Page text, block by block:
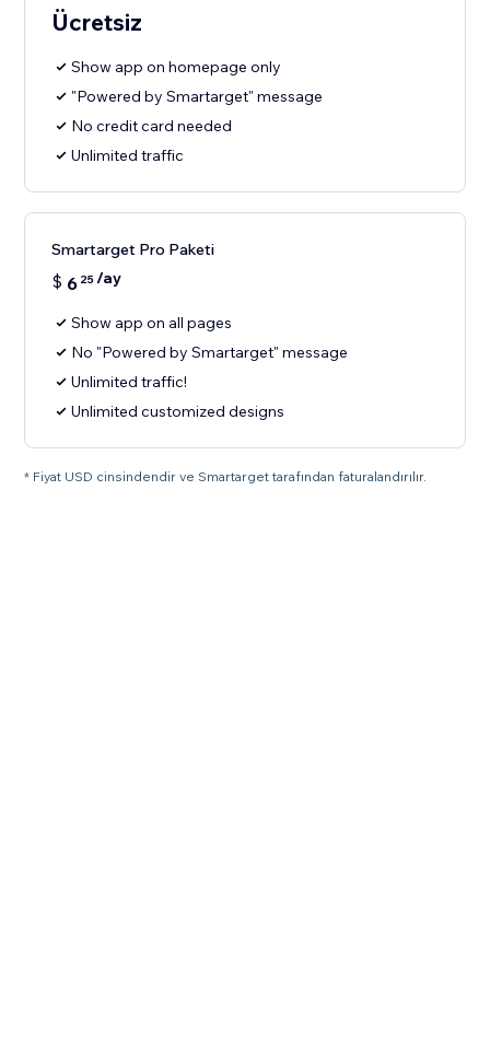
Ücretsiz
Show app on homepage only
"Powered by Smartarget" message
No credit card needed
Unlimited traffic
Smartarget Pro Paketi
$ 6 25/ay
Show app on all pages
No "Powered by Smartarget" message
Unlimited traffic!
Unlimited customized designs
* Fiyat USD cinsindendir ve Smartarget tarafından faturalandırılır.